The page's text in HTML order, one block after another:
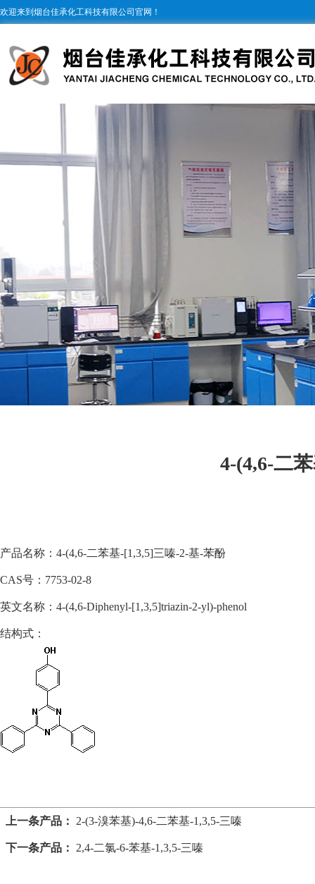
欢迎来到烟台佳承化工科技有限公司官网！
4-(4,6-二
产品名称：4-(4,6-二苯基-[1,3,5]三嗪-2-基-苯酚
CAS号：7753-02-8
英文名称：4-(4,6-Diphenyl-[1,3,5]triazin-2-yl)-phenol
结构式：
上一条产品： 2-(3-溴苯基)-4,6-二苯基-1,3,5-三嗪
下一条产品： 2,4-二氯-6-苯基-1,3,5-三嗪